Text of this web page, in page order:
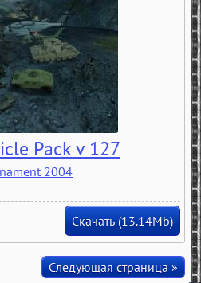
Pack v 127
2004
Скачать (13.14Mb)
Следующая страница»